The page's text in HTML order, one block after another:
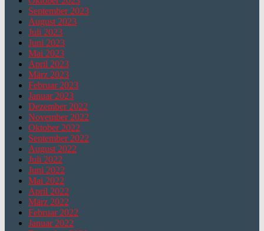
September 2023
August 2023
Juli 2023
Juni 2023
Mai 2023
April 2023
März 2023
Februar 2023
Januar 2023
Dezember 2022
November 2022
Oktober 2022
September 2022
August 2022
Juli 2022
Juni 2022
Mai 2022
April 2022
März 2022
Februar 2022
Januar 2022